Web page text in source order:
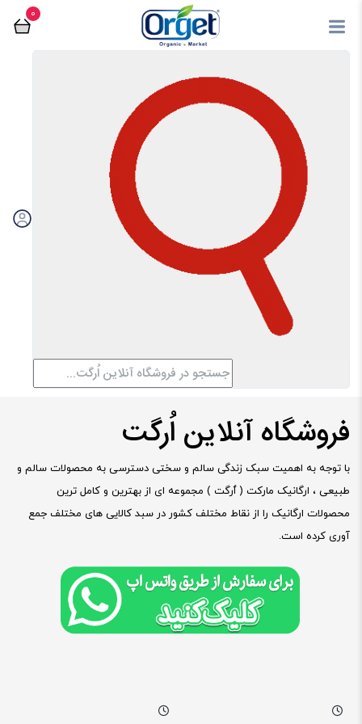
0
فروشگاه آنلاین اُرگت نوشیدنی
نوشیدنی
مرتب سازی بر اساس:
ارزان‌ترین
فروشگاه آنلاین اُرگت
با توجه به اهمیت سبک زندگی سالم و سختی دسترسی به محصولات سالم و
طبیعی ، ارگانیک مارکت ( ٱرگت ) مجموعه ای از بهترین و کامل ترین
محصولات ارگانیک را از نقاط مختلف کشور در سبد کالایی های مختلف جمع
آوری کرده است.